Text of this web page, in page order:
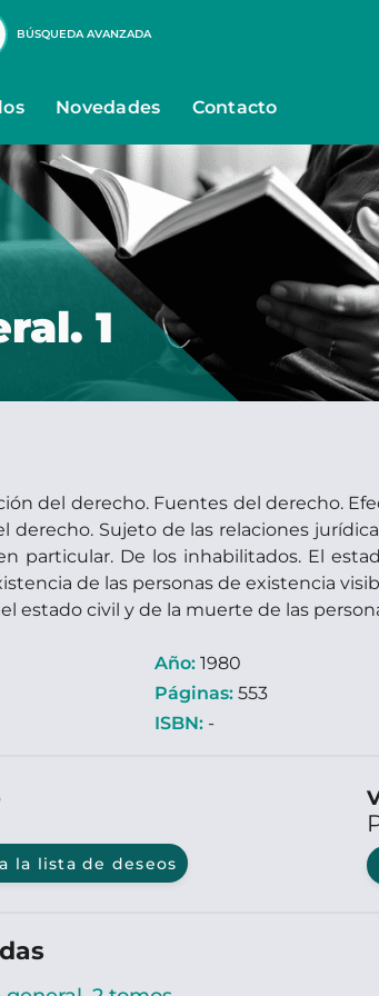
BÚSQUEDA AVANZADA
Novedades Contacto
1
del derecho. Fuentes del derecho.
derecho. Sujeto de las relaciones
particular. De los inhabilitados. El
de las personas de existencia
estado civil y de la muerte de las
Año: 1980
Páginas: 553
ISBN: -
la lista de deseos